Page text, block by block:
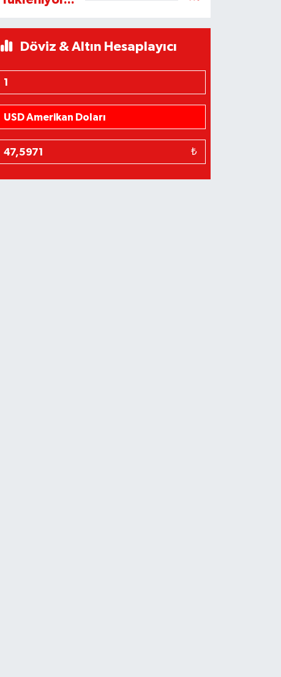
Döviz & Altın Hesaplayıcı
₺